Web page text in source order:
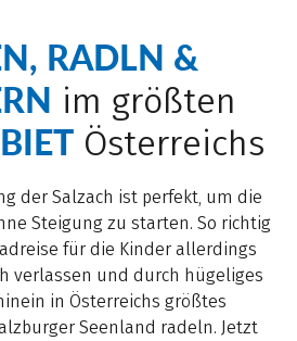
RADLN &
im größten
Österreichs
der Salzach ist perfekt, um die
Steigung zu starten. So richtig
für die Kinder allerdings
verlassen und durch hügeliges
in Österreichs größtes
Seenland radeln. Jetzt